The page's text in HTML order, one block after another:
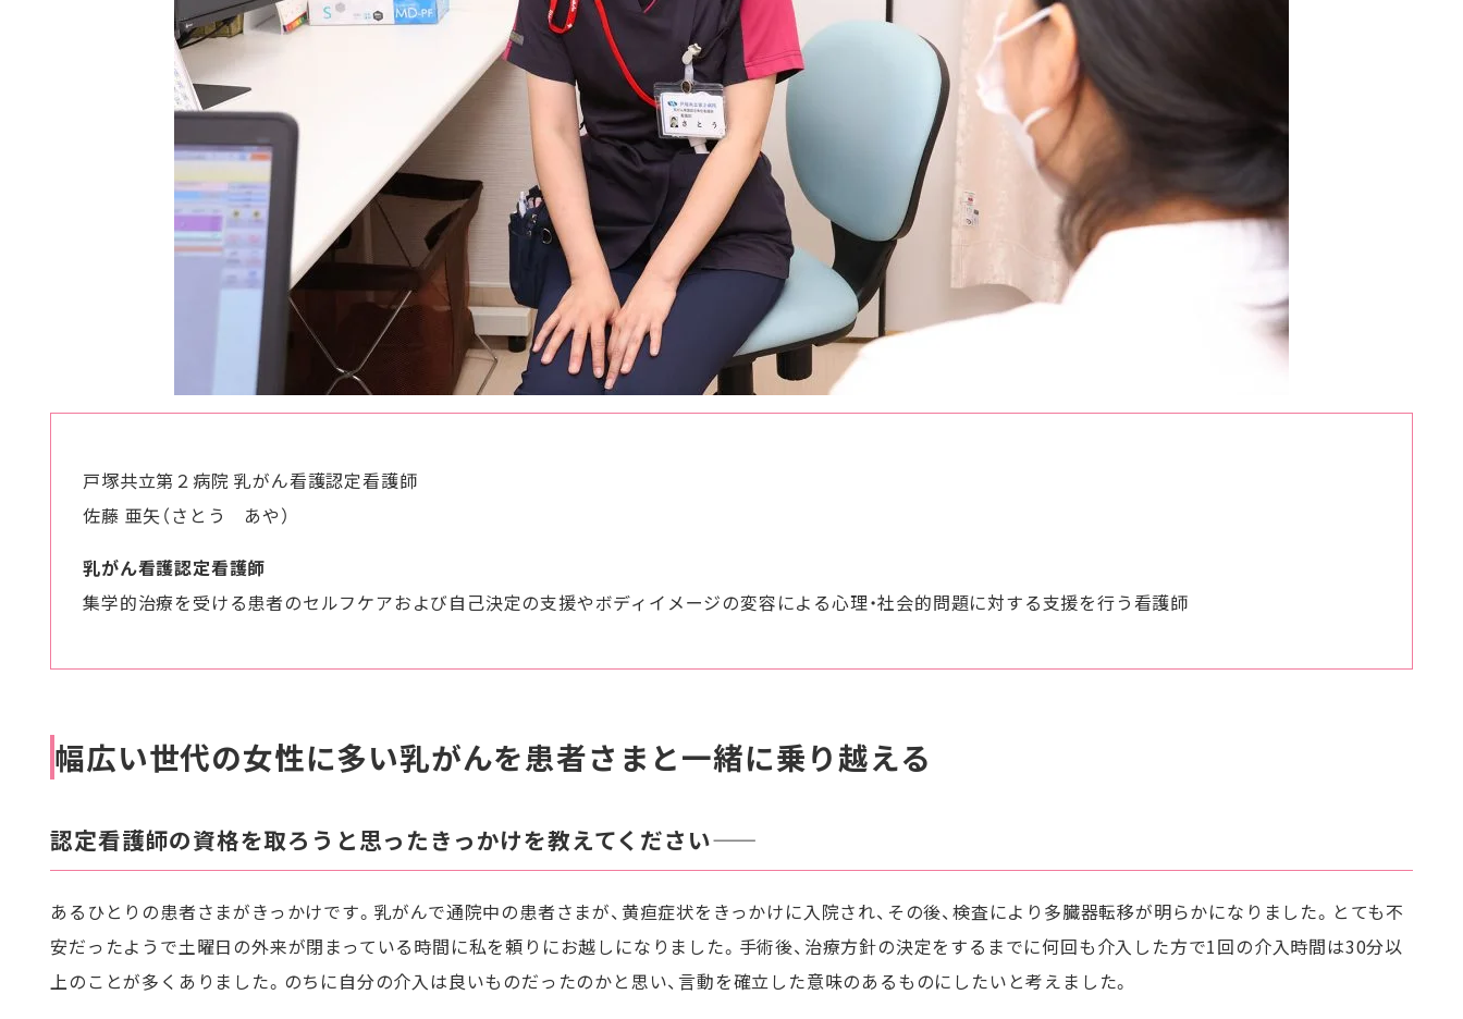
戸塚共立第２病院 乳がん看護認定看護師
佐藤 亜矢（さとう あや）
乳がん看護認定看護師
集学的治療を受ける患者のセルフケアおよび自己決定の支援やボディイメージの変容による心理・社会的問題に対する支援を行う看護師
幅広い世代の女性に多い乳がんを患者さまと一緒に乗り越える
認定看護師の資格を取ろうと思ったきっかけを教えてください――
あるひとりの患者さまがきっかけです。乳がんで通院中の患者さまが、黄疸症状をきっかけに入院され、その後、検査により多臓器転移が明らかになりました。とても不
安だったようで土曜日の外来が閉まっている時間に私を頼りにお越しになりました。手術後、治療方針の決定をするまでに何回も介入した方で1回の介入時間は30分以
上のことが多くありました。のちに自分の介入は良いものだったのかと思い、言動を確立した意味のあるものにしたいと考えました。